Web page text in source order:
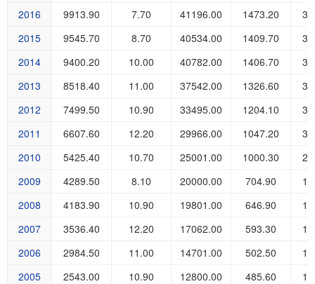
2016
9913.90 7.70 41196.00 1473.20
2015
9545.70 8.70 40534.00 1409.70
2014
9400.20 10.00 40782.00 1406.70
2013
8518.40 11.00 37542.00 1326.60
2012
7499.50 10.90 33495.00 1204.10
2011
6607.60 12.20 29966.00 1047.20
2010
5425.40 10.70 25001.00 1000.30
2009
4289.50 8.10 20000.00 704.90
2008
4183.90 10.90 19801.00 646.90
2007
3536.40 12.20 17062.00 593.30
2006
2984.50 11.00 14701.00 502.50
2005
2543.00 10.90 12800.00 485.60